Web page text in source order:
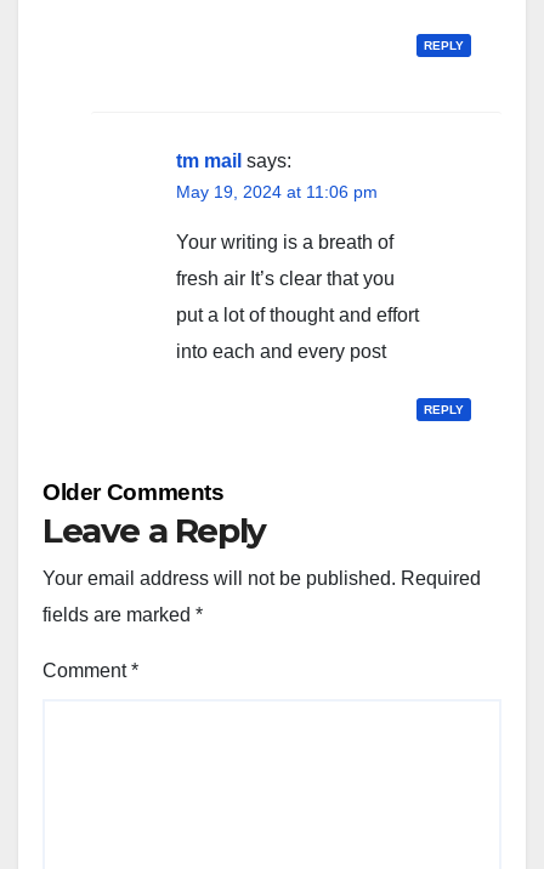
REPLY
tm mail says:
May 19, 2024 at 11:06 pm
Your writing is a breath of
fresh air It’s clear that you
put a lot of thought and effort
into each and every post
REPLY
Comment
Older Comments
Leave a Reply
Your email address will not be published. Required
fields are marked *
Comment*